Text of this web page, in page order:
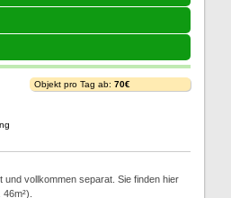
Objekt pro Tag ab: 70€
und vollkommen separat. Sie finden hier